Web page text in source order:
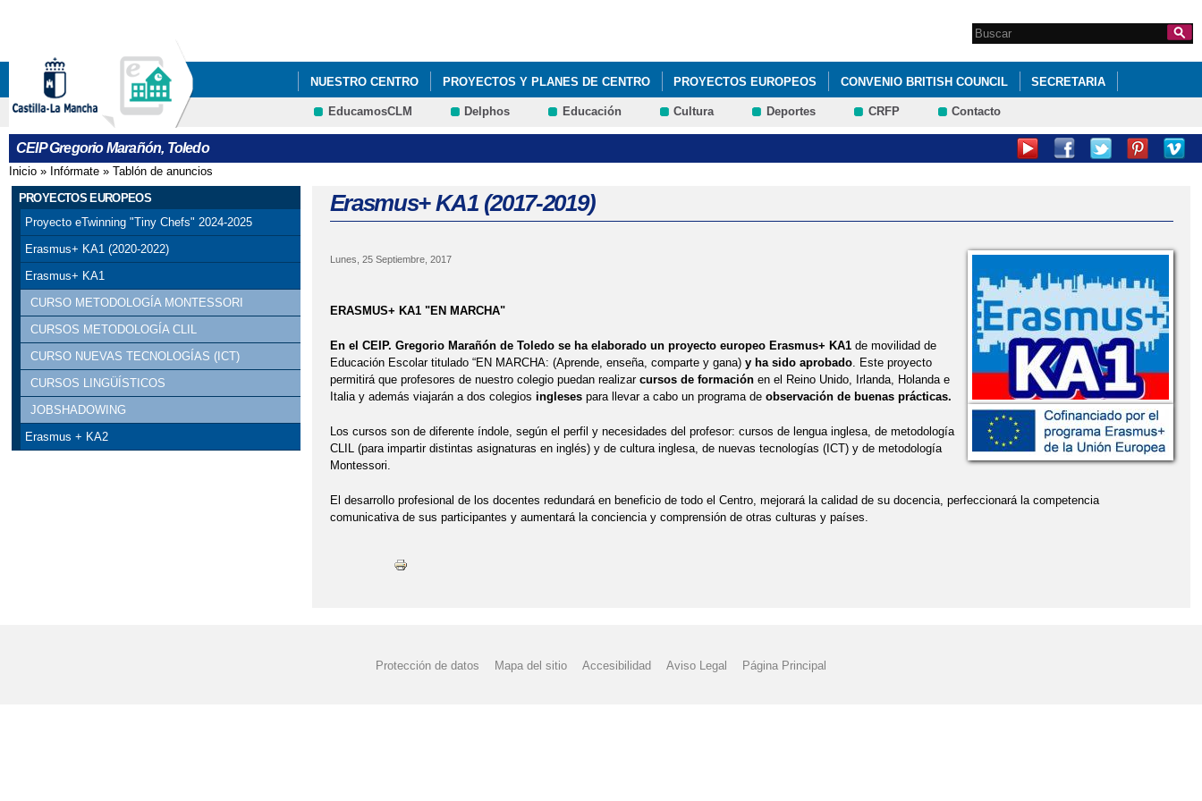
Formulario de
búsqueda
Search this site
NUESTRO CENTRO PROYECTOS Y PLANES DE CENTRO PROYECTOS EUROPEOS CONVENIO BRITISH COUNCIL SECRETARIA
EDUCACION
EducamosCLM Delphos Educación Cultura Deportes CRFP Contacto
CEIP Gregorio Marañón, Toledo
Se encuentra usted aquí
Inicio » Infórmate » Tablón de anuncios
PROYECTOS EUROPEOS
Proyecto eTwinning "Tiny Chefs" 2024-2025
Erasmus+ KA1 (2020-2022)
Erasmus+ KA1
CURSO METODOLOGÍA MONTESSORI
CURSOS METODOLOGÍA CLIL
CURSO NUEVAS TECNOLOGÍAS (ICT)
CURSOS LINGÜÍSTICOS
JOBSHADOWING
Erasmus + KA2
Erasmus+ KA1 (2017-2019)
Lunes, 25 Septiembre, 2017
ERASMUS+ KA1 "EN MARCHA"
En el CEIP. Gregorio Marañón de Toledo se ha elaborado un proyecto europeo Erasmus+ KA1de movilidad de
Educación Escolar titulado “EN MARCHA: (Aprende, enseña, comparte y gana) y ha sido aprobado. Este proyecto
permitirá que profesores de nuestro colegio puedan realizar cursos de formaciónen el Reino Unido, Irlanda, Holanda e
Italia y además viajarán a dos colegios ingleses para llevar a cabo un programa de observación de buenas prácticas.
Los cursos son de diferente índole, según el perfil y necesidades del profesor: cursos de lengua inglesa, de metodología
CLIL (para impartir distintas asignaturas en inglés) y de cultura inglesa, de nuevas tecnologías (ICT) y de metodología
Montessori.
El desarrollo profesional de los docentes redundará en beneficio de todo el Centro, mejorará la calidad de su docencia, perfeccionará la competencia
comunicativa de sus participantes y aumentará la conciencia y comprensión de otras culturas y países.
Protección de datos Mapa del sitio Accesibilidad Aviso Legal Página Principal